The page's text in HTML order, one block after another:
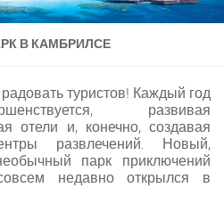
В КАМБРИЛСЕ
туристов! Каждый год
развивая
отели и, конечно, создавая
развлечений. Новый,
парк приключений
недавно открылся в